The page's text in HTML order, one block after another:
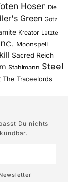
Hosen Die
Green Götz
Kreator Letzte
Moonspell
Sacred Reich
Stahlmann Steel
The Traceelords
Du nichts